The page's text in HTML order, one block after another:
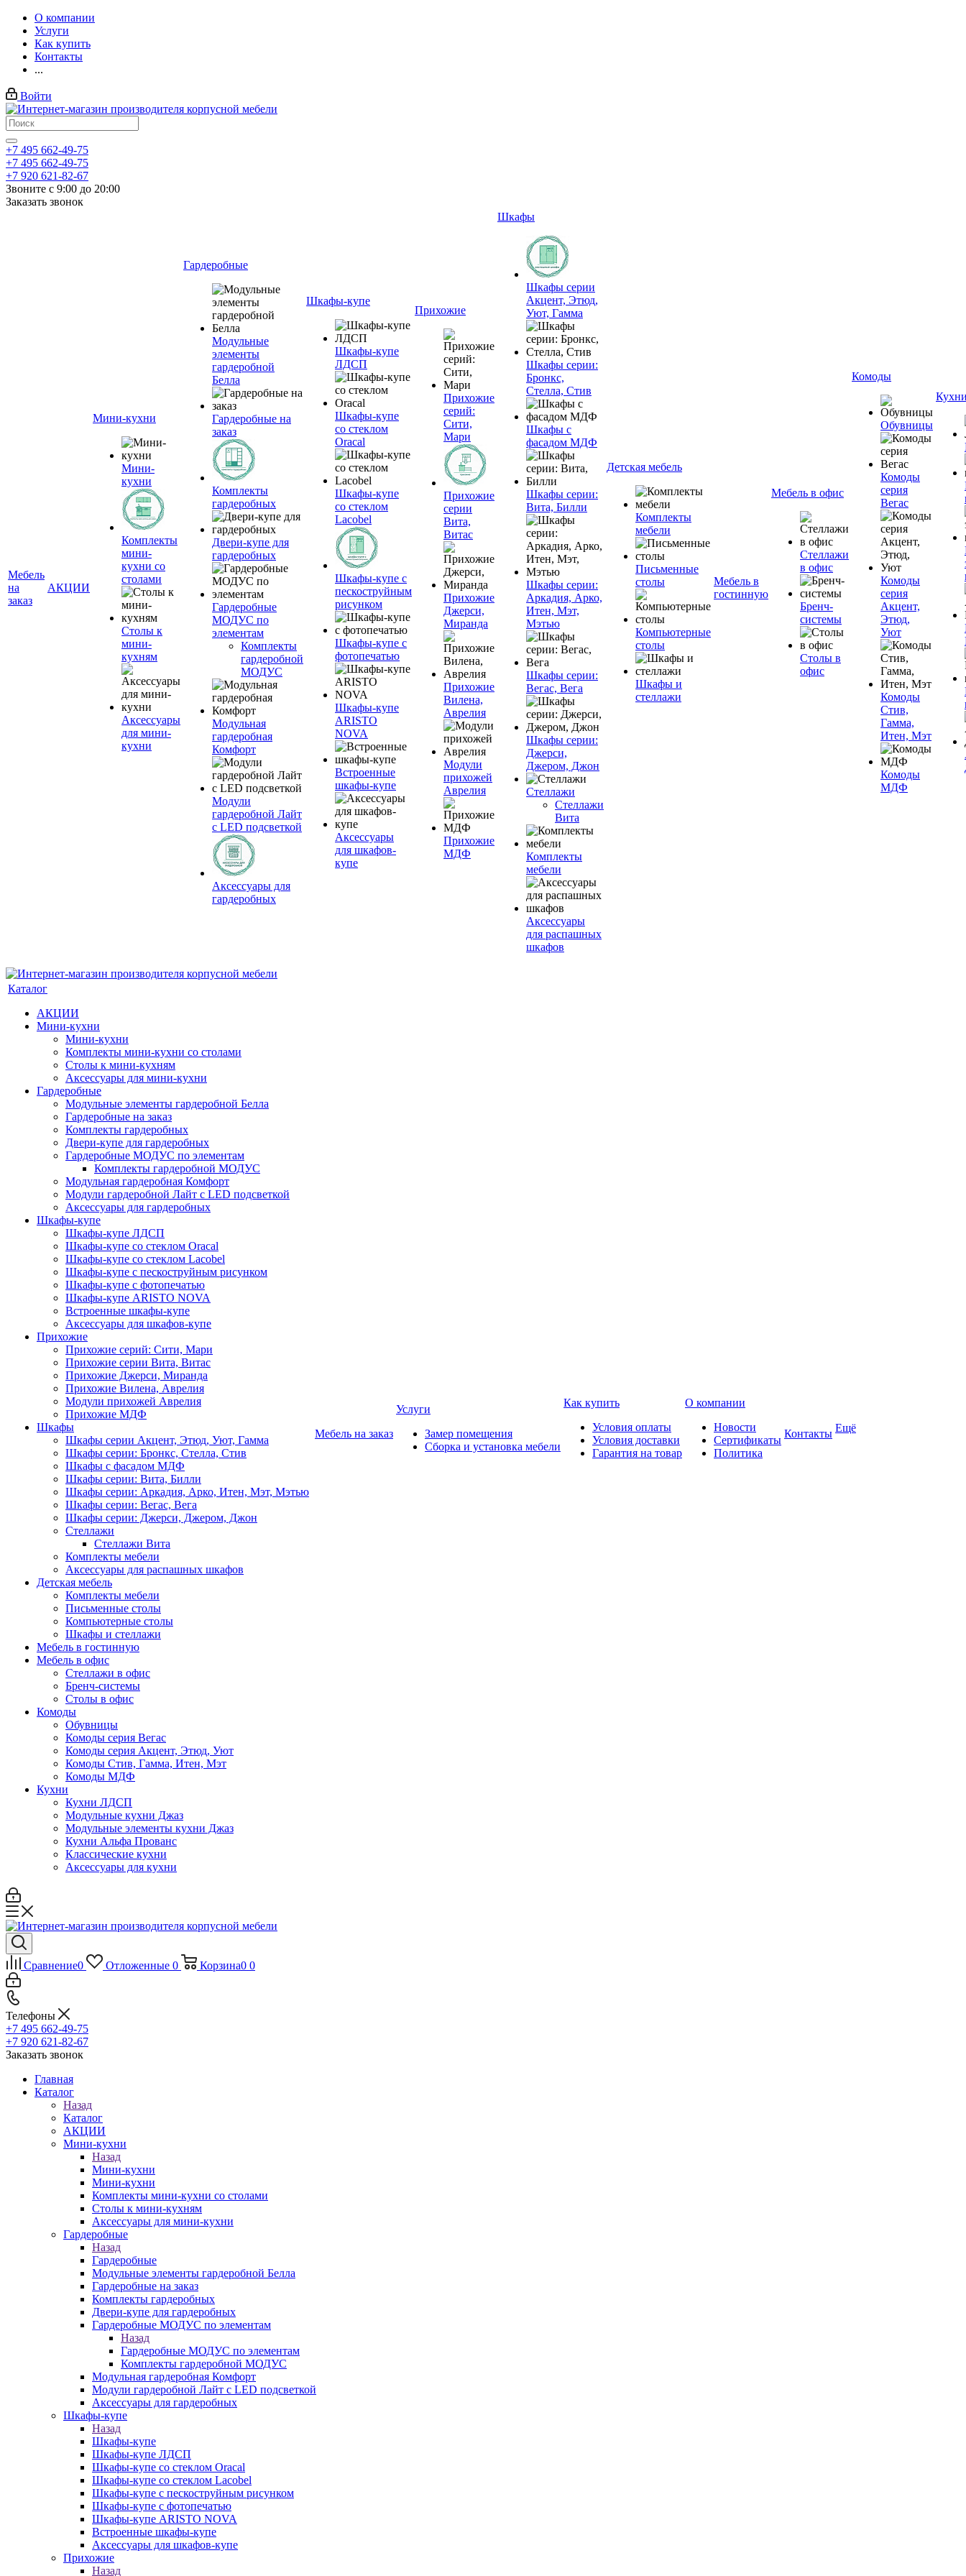
О компании
Услуги
Как купить
Контакты
...
Войти
+7 495 662-49-75
+7 495 662-49-75
+7 920 621-82-67
Звоните с 9:00 до 20:00
Заказать звонок
Мебель
на
заказ
АКЦИИ
Мини-кухни
Мини-
кухни
Комплекты
мини-
кухни со
столами
Столы к
мини-
кухням
Аксессуары
для мини-
кухни
Гардеробные
Модульные
элементы
гардеробной
Белла
Гардеробные на
заказ
Комплекты
гардеробных
Двери-купе для
гардеробных
Гардеробные
МОДУС по
элементам
Комплекты
гардеробной
МОДУС
Модульная
гардеробная
Комфорт
Модули
гардеробной Лайт
с LED подсветкой
Аксессуары для
гардеробных
Шкафы-купе
Шкафы-купе
ЛДСП
Шкафы-купе
со стеклом
Oracal
Шкафы-купе
со стеклом
Lacobel
Шкафы-купе с
пескоструйным
рисунком
Шкафы-купе с
фотопечатью
Шкафы-купе
ARISTO
NOVA
Встроенные
шкафы-купе
Аксессуары
для шкафов-
купе
Прихожие
Прихожие
серий:
Сити,
Мари
Прихожие
серии
Вита,
Витас
Прихожие
Джерси,
Миранда
Прихожие
Вилена,
Аврелия
Модули
прихожей
Аврелия
Прихожие
МДФ
Шкафы
Шкафы серии
Акцент, Этюд,
Уют, Гамма
Шкафы серии:
Бронкс,
Стелла, Стив
Шкафы с
фасадом МДФ
Шкафы серии:
Вита, Билли
Шкафы серии:
Аркадия, Арко,
Итен, Мэт,
Мэтью
Шкафы серии:
Вегас, Вега
Шкафы серии:
Джерси,
Джером, Джон
Стеллажи
Стеллажи
Вита
Комплекты
мебели
Аксессуары
для распашных
шкафов
Детская мебель
Комплекты
мебели
Письменные
столы
Компьютерные
столы
Шкафы и
стеллажи
Мебель в
гостинную
Мебель в офис
Стеллажи
в офис
Бренч-
системы
Столы в
офис
Комоды
Обувницы
Комоды
серия
Вегас
Комоды
серия
Акцент,
Этюд,
Уют
Комоды
Стив,
Гамма,
Итен, Мэт
Комоды
МДФ
Каталог
АКЦИИ
Мини-кухни
Мини-кухни
Комплекты мини-кухни со столами
Столы к мини-кухням
Аксессуары для мини-кухни
Гардеробные
Модульные элементы гардеробной Белла
Гардеробные на заказ
Комплекты гардеробных
Двери-купе для гардеробных
Гардеробные МОДУС по элементам
Комплекты гардеробной МОДУС
Модульная гардеробная Комфорт
Модули гардеробной Лайт с LED подсветкой
Аксессуары для гардеробных
Шкафы-купе
Шкафы-купе ЛДСП
Шкафы-купе со стеклом Oracal
Шкафы-купе со стеклом Lacobel
Шкафы-купе с пескоструйным рисунком
Шкафы-купе с фотопечатью
Шкафы-купе ARISTO NOVA
Встроенные шкафы-купе
Аксессуары для шкафов-купе
Прихожие
Прихожие серий: Сити, Мари
Прихожие серии Вита, Витас
Прихожие Джерси, Миранда
Прихожие Вилена, Аврелия
Модули прихожей Аврелия
Прихожие МДФ
Шкафы
Шкафы серии Акцент, Этюд, Уют, Гамма
Шкафы серии: Бронкс, Стелла, Стив
Шкафы с фасадом МДФ
Шкафы серии: Вита, Билли
Шкафы серии: Аркадия, Арко, Итен, Мэт, Мэтью
Шкафы серии: Вегас, Вега
Шкафы серии: Джерси, Джером, Джон
Стеллажи
Стеллажи Вита
Комплекты мебели
Аксессуары для распашных шкафов
Детская мебель
Комплекты мебели
Письменные столы
Компьютерные столы
Шкафы и стеллажи
Мебель в гостинную
Мебель в офис
Стеллажи в офис
Бренч-системы
Столы в офис
Комоды
Обувницы
Комоды серия Вегас
Комоды серия Акцент, Этюд, Уют
Комоды Стив, Гамма, Итен, Мэт
Комоды МДФ
Кухни
Кухни ЛДСП
Модульные кухни Джаз
Модульные элементы кухни Джаз
Кухни Альфа Прованс
Классические кухни
Аксессуары для кухни
Мебель на заказ
Услуги
Замер помещения
Сборка и установка мебели
Как купить
Условия оплаты
Условия доставки
Гарантия на товар
О компании
Новости
Сертификаты
Политика
Контакты Ещё
Сравнение0 Отложенные 0 Корзина0 0
Телефоны
+7 495 662-49-75
+7 920 621-82-67
Заказать звонок
Главная
Каталог
Назад
Каталог
АКЦИИ
Мини-кухни
Назад
Мини-кухни
Мини-кухни
Комплекты мини-кухни со столами
Столы к мини-кухням
Аксессуары для мини-кухни
Гардеробные
Назад
Гардеробные
Модульные элементы гардеробной Белла
Гардеробные на заказ
Комплекты гардеробных
Двери-купе для гардеробных
Гардеробные МОДУС по элементам
Назад
Гардеробные МОДУС по элементам
Комплекты гардеробной МОДУС
Модульная гардеробная Комфорт
Модули гардеробной Лайт с LED подсветкой
Аксессуары для гардеробных
Шкафы-купе
Назад
Шкафы-купе
Шкафы-купе ЛДСП
Шкафы-купе со стеклом Oracal
Шкафы-купе со стеклом Lacobel
Шкафы-купе с пескоструйным рисунком
Шкафы-купе с фотопечатью
Шкафы-купе ARISTO NOVA
Встроенные шкафы-купе
Аксессуары для шкафов-купе
Прихожие
Назад